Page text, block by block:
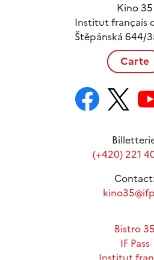
Kino 35
Institut français
Štěpánská 644/
Carte
(+420) 221
Contact:
Bistro 35
IF Pass